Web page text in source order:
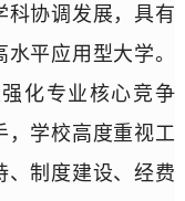
科协调发展，具有
平应用型大学。
化专业核心竞争
，学校高度重视工
、制度建设、经费